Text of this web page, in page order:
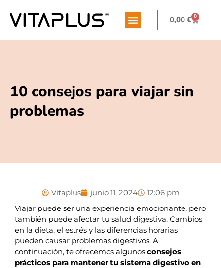
0,00 € 0
10 consejos para viajar sin
problemas
Vitaplus junio 11, 2024
12:06 pm
Viajar puede ser una experiencia emocionante, pero
también puede afectar tu salud digestiva. Cambios
en la dieta, el estrés y las diferencias horarias
pueden causar problemas digestivos. A
continuación, te ofrecemos algunos consejos
prácticos para mantener tu sistema digestivo en